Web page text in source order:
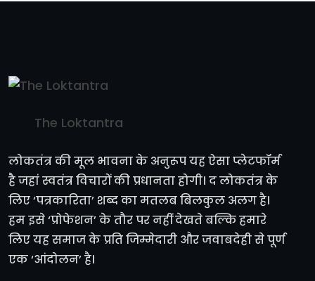
The Loktantra
लोकतंत्र की मूल भावना के अनुरूप यह ऐसा प्लेटफॉर्म
है जहां स्वतंत्र विचारों की प्रधानता होगी। द लोकतंत्र के
लिए ‘पत्रकारिता’ शब्द का मतलब बिलकुल अलग है।
हम इसे ‘प्रोफेशन’ के तौर पर नहीं देखते बल्कि हमारे
लिए यह समाज के प्रति जिम्मेदारी और जवाबदेही से पूर्ण
एक ‘आंदोलन’ है।